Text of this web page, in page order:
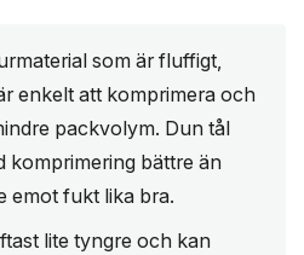
som är fluffigt,
enkelt att komprimera och
packvolym. Dun tål
komprimering bättre än
emot fukt lika bra.
lite tyngre och kan